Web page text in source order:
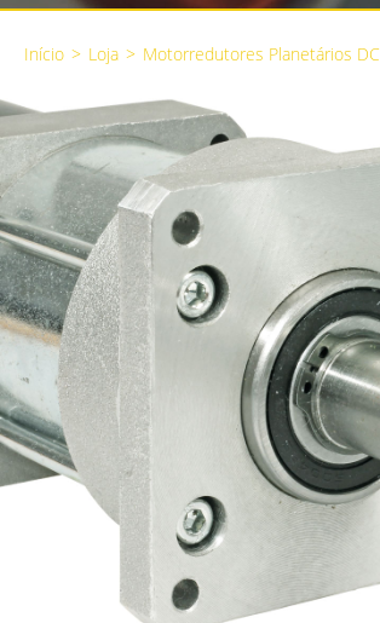
Início > Loja > Motorredutores Planetários DC